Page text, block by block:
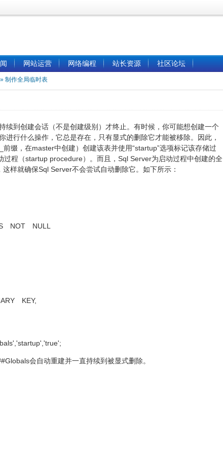
网站运营 网络编程 站长资源 社区论坛
» 制作全局临时表
续到创建会话（不是创建级别）才终止。有时候，你可能想创建一个
进行什么操作，它总是存在，只有显式的删除它才能被移除。因此，
缀，在master中创建）创建该表并使用“startup”选项标记该存储过
过程（startup procedure）。而且，Sql Server为启动过程中创建的全
样就确保Sql Server不会尝试自动删除它。如下所示：
NOT NULL
KEY,
会自动重建并一直持续到被显式删除。